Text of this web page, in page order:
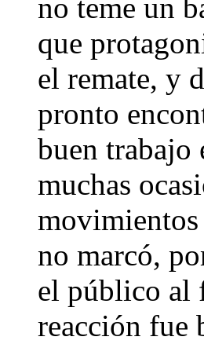
no teme un
que
el remate, y
pronto
buen trabajo
muchas
no marcó,
el público al
reacción